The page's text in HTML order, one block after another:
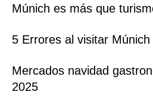
Múnich es más que
5 Errores al visitar Múnich
Mercados navidad
2025